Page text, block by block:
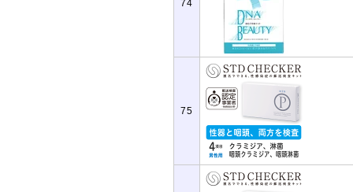
74
75